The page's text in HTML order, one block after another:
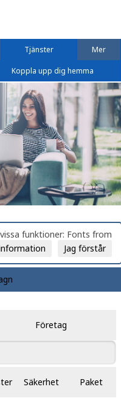
Tjänster Mer
Koppla upp dig hemma
funktioner: Fonts from
Jag förstår
Företag
Säkerhet Paket